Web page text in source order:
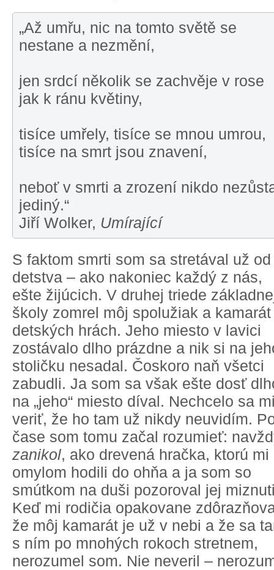
„Až umřu, nic na tomto světě se
nestane a nezmění,
jen srdcí několik se zachvěje v rose
jak k ránu květiny,
tisíce umřely, tisíce se mnou umrou,
tisíce na smrt jsou znavení,
neboť v smrti a zrození nikdo
jediný.“
Jiří Wolker, Umírající
S faktom smrti som sa stretával už od
detstva – ako nakoniec každý z nás,
ešte žijúcich. V druhej triede
školy zomrel môj spolužiak a
detských hrách. Jeho miesto v lavici
zostávalo dlho prázdne a nik si na
stoličku nesadal. Čoskoro naň všetci
zabudli. Ja som sa však ešte dosť
na „jeho“ miesto díval. Nechcelo sa
veriť, že ho tam už nikdy neuvidím.
čase som tomu začal rozumieť:
zanikol, ako drevená hračka, ktorú mi
omylom hodili do ohňa a ja som so
smútkom na duši pozoroval jej
Keď mi rodičia opakovane
že môj kamarát je už v nebi a že sa
s ním po mnohých rokoch stretnem,
nerozumel som. Nie neveril –